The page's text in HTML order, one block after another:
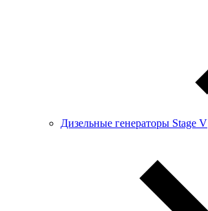
Дизельные генераторы Stage V